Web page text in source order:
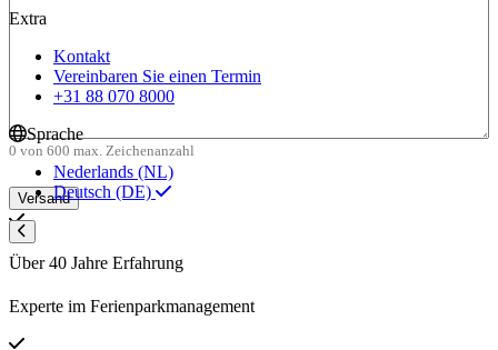
Extra
Kontakt
Vereinbaren Sie einen Termin
+31 88 070 8000
Sprache
Nederlands (NL)
Deutsch (DE)
0 von 600 max. Zeichenanzahl
Über 40 Jahre Erfahrung
Experte im Ferienparkmanagement